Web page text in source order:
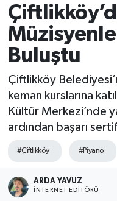
Buluştu
Çiftlikköy
keman kurslarına
Kültür Merkezi’nde
ardından başarı
#Çiftlikköy #Piyano
ARDA YAVUZ
İNTERNET EDITÖRÜ
BİLİM VE
ASAYİŞ
SAĞLIK
SPOR
ULUSAL
RESMİ İLAN
Tüm Manşetler
Son Dakika
Haber Arşivi